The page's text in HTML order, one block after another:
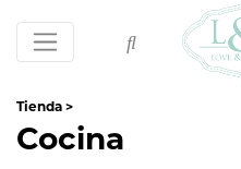
Tienda >
Cocina